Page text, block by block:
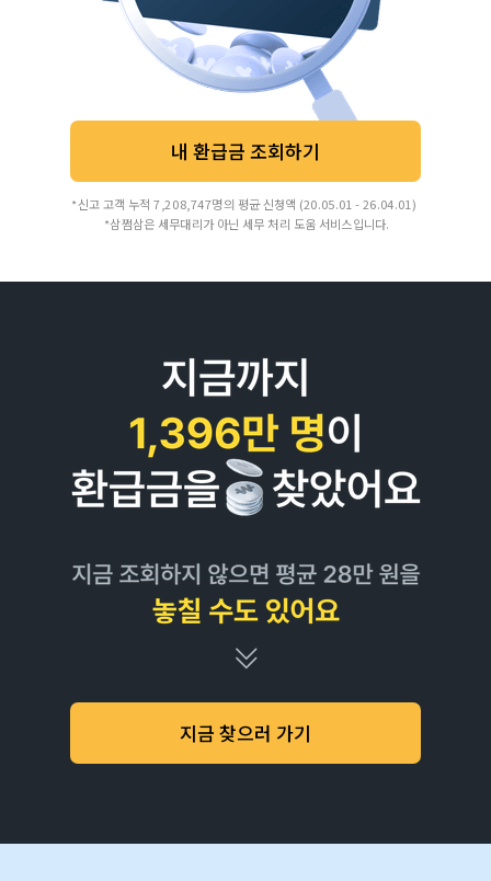
지금 찾으러 가기
내 환급금 조회하기
*신고 고객 누적 7,208,747명의 평균 신청액 (20.05.01 - 26.04.01)
*삼쩜삼은 세무대리가 아닌 세무 처리 도움 서비스입니다.